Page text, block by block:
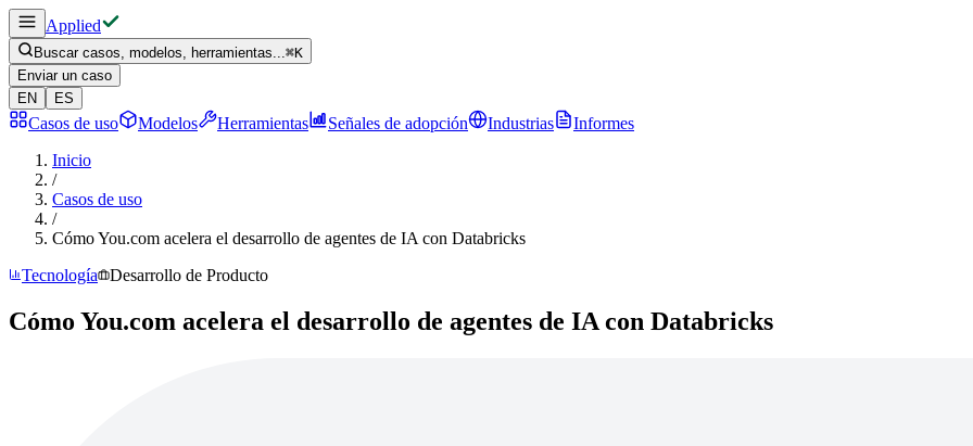
Applied
Buscar casos, modelos, herramientas...⌘K
Enviar un caso
EN
ES
Casos de uso Modelos Herramientas Señales de adopción Industrias
Informes
Inicio
/
Casos de uso
/
Cómo You.com acelera el desarrollo de agentes de IA con Databricks
Tecnología
Desarrollo de Producto
Cómo You.com acelera el desarrollo de agentes de IA con Databricks